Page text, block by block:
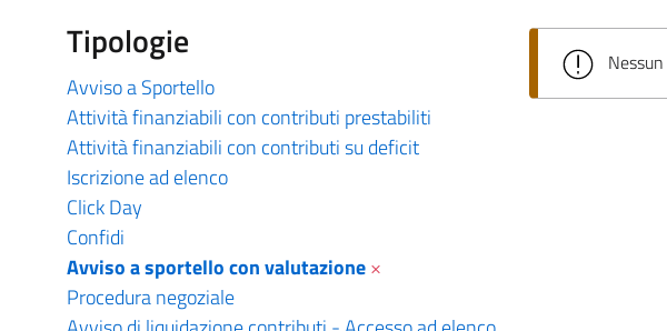
Tipologie
Avviso a Sportello
Attività finanziabili con contributi prestabiliti
Attività finanziabili con contributi su deficit
Iscrizione ad elenco
Click Day
Confidi
Avviso a sportello con valutazione×
Procedura negoziale